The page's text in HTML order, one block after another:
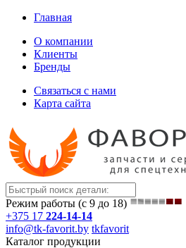
Главная
О компании
Клиенты
Бренды
Связаться с нами
Карта сайта
Режим работы (с 9 до 18)
+375 17 224-14-14
info@tk-favorit.by tkfavorit
Каталог продукции